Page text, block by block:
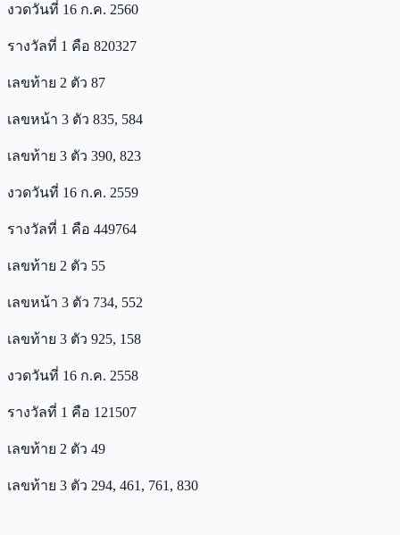
งวดวันที่ 16 ก.ค. 2560
รางวัลที่ 1 คือ 820327
เลขท้าย 2 ตัว 87
เลขหน้า 3 ตัว 835, 584
เลขท้าย 3 ตัว 390, 823
งวดวันที่ 16 ก.ค. 2559
รางวัลที่ 1 คือ 449764
เลขท้าย 2 ตัว 55
เลขหน้า 3 ตัว 734, 552
เลขท้าย 3 ตัว 925, 158
งวดวันที่ 16 ก.ค. 2558
รางวัลที่ 1 คือ 121507
เลขท้าย 2 ตัว 49
เลขท้าย 3 ตัว 294, 461, 761, 830